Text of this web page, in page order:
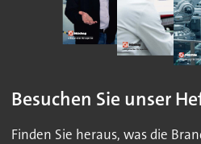
Besuchen Sie unser
Finden Sie heraus, was die